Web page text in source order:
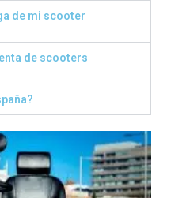
de mi scooter
de scooters